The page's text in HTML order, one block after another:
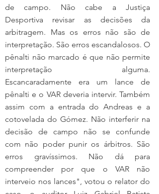
de campo. Não cabe a Justiça
Desportiva revisar as decisões da
arbitragem. Mas os erros não são de
interpretação. São erros escandalosos. O
pênalti não marcado é que não permite
interpretação alguma.
Escancaradamente era um lance de
pênalti e o VAR deveria intervir. Também
assim com a entrada do Andreas e a
cotovelada do Gómez. Não interferir na
decisão de campo não se confunde
com não poder punir os árbitros. São
erros gravíssimos. Não dá para
compreender por que o VAR não
interveio nos lances", votou o relator do